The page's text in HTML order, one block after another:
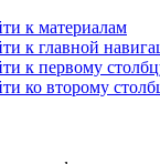
к материалам
к главной
к первому
ко второму